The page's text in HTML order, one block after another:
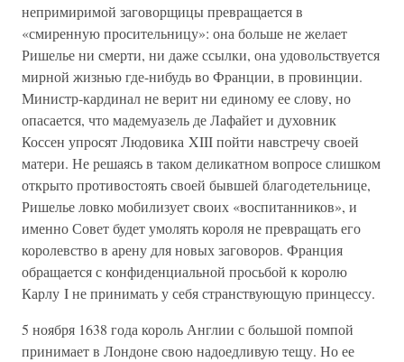
непримиримой заговорщицы превращается в
«смиренную просительницу»: она больше не желает
Ришелье ни смерти, ни даже ссылки, она удовольствуется
мирной жизнью где-нибудь во Франции, в провинции.
Министр-кардинал не верит ни единому ее слову, но
опасается, что мадемуазель де Лафайет и духовник
Коссен упросят Людовика XIII пойти навстречу своей
матери. Не решаясь в таком деликатном вопросе слишком
открыто противостоять своей бывшей благодетельнице,
Ришелье ловко мобилизует своих «воспитанников», и
именно Совет будет умолять короля не превращать его
королевство в арену для новых заговоров. Франция
обращается с конфиденциальной просьбой к королю
Карлу I не принимать у себя странствующую принцессу.
5 ноября 1638 года король Англии с большой помпой
принимает в Лондоне свою надоедливую тещу. Но ее